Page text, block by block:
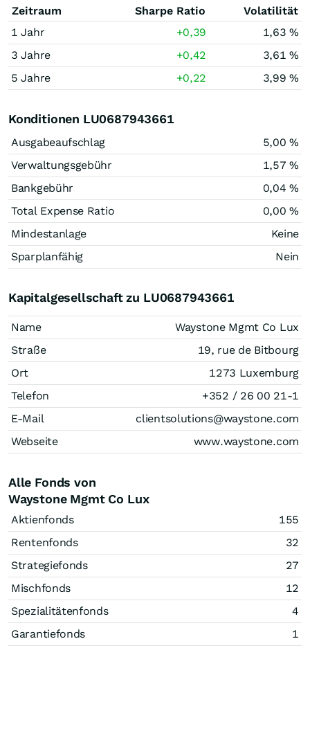
Zeitraum Sharpe Ratio
Volatilität
1 Jahr
+0,39
1,63 %
3 Jahre
+0,42
3,61 %
5 Jahre
+0,22 3,99 %
Konditionen LU0687943661
Ausgabeaufschlag
5,00 %
Verwaltungsgebühr
1,57 %
Bankgebühr
0,04 %
Total Expense Ratio
0,00 %
Mindestanlage
Keine
Sparplanfähig
Nein
Kapitalgesellschaft zu LU0687943661
Name
Waystone Mgmt Co Lux
Straße
19, rue de Bitbourg
Ort
1273 Luxemburg
Telefon
+352 / 26 00 21-1
E-Mail
clientsolutions@waystone.com
Webseite
www.waystone.com
Alle Fonds von
Waystone Mgmt Co Lux
Aktienfonds
155
Rentenfonds
32
Strategiefonds
27
Mischfonds
12
Spezialitätenfonds
4
Garantiefonds
1